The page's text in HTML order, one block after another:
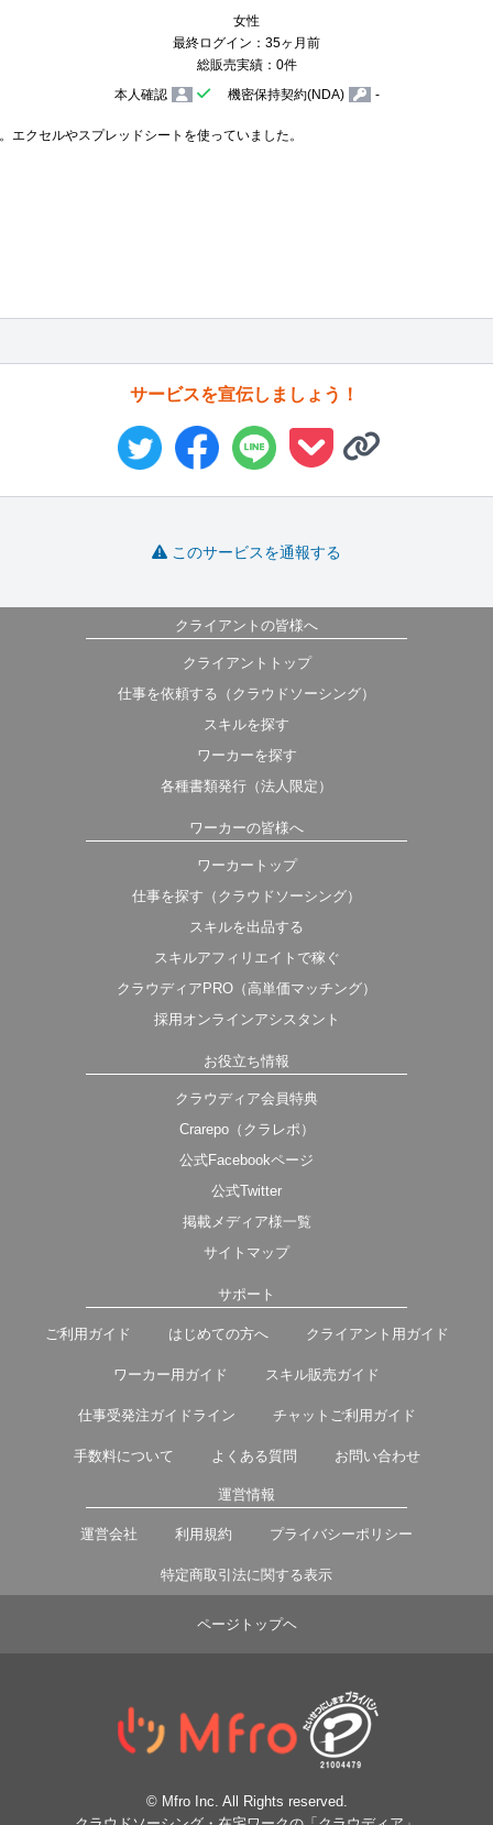
女性
最終ログイン：35ヶ月前
総販売実績：0件
本人確認
機密保持契約(NDA) -
エクセルやスプレッドシートを使っていました。
サービスを宣伝しましょう！
このサービスを通報する
クライアントの皆様へ
クライアントトップ
仕事を依頼する（クラウドソーシング）
スキルを探す
ワーカーを探す
各種書類発行（法人限定）
ワーカーの皆様へ
ワーカートップ
仕事を探す（クラウドソーシング）
スキルを出品する
スキルアフィリエイトで稼ぐ
クラウディアPRO（高単価マッチング）
採用オンラインアシスタント
お役立ち情報
クラウディア会員特典
Crarepo（クラレポ）
公式Facebookページ
公式Twitter
掲載メディア様一覧
サイトマップ
サポート
ご利用ガイド はじめての方へ クライアント用ガイド
ワーカー用ガイド スキル販売ガイド
仕事受発注ガイドライン チャットご利用ガイド
手数料について よくある質問 お問い合わせ
運営情報
運営会社 利用規約 プライバシーポリシー
特定商取引法に関する表示
ページトップヘ
© Mfro Inc. All Rights reserved.